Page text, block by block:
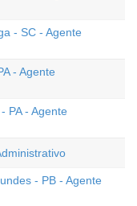
- SC - Agente
- Agente
PA - Agente
- PB - Agente